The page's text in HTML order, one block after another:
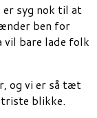
er syg nok til at
ben for
vil bare lade folk
og vi er så tæt
triste blikke.